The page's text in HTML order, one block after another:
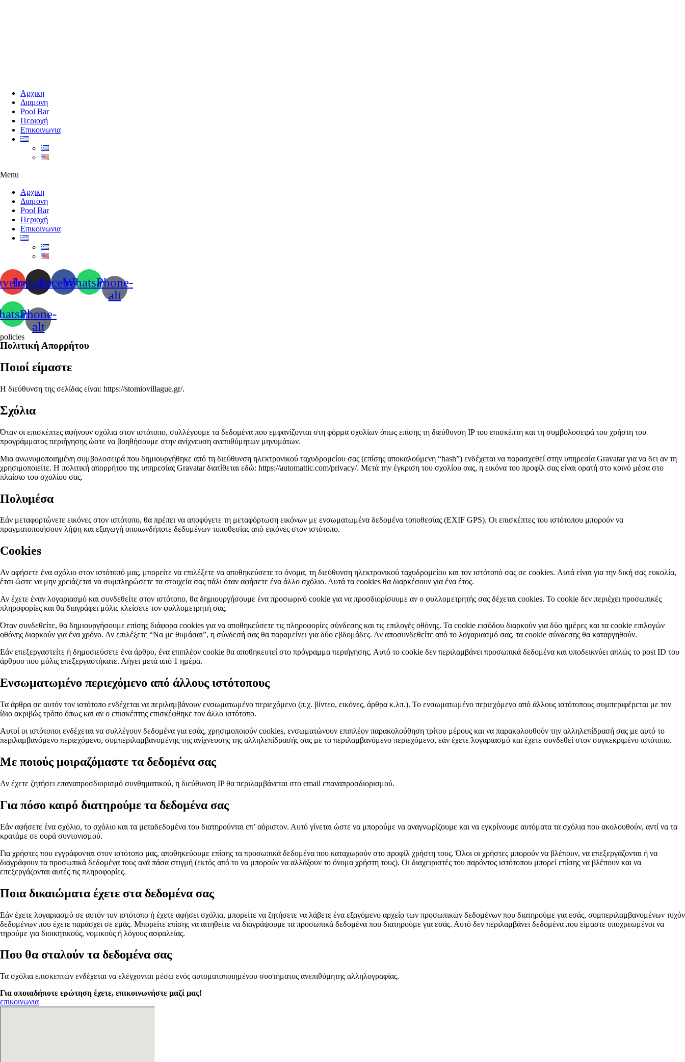
Αρχικη
Διαμονη
Pool Bar
Περιοχή
Επικοινωνια
Menu
Αρχικη
Διαμονη
Pool Bar
Περιοχή
Επικοινωνια
InstagramFacebookWhatsappPhone-
alt
Phone-
alt
policies
Πολιτική Απορρήτου
Ποιοί είμαστε
Η διεύθυνση της σελίδας είναι: https://stomiovillague.gr/.
Σχόλια
Όταν οι επισκέπτες αφήνουν σχόλια στον ιστότοπο, συλλέγουμε τα δεδομένα που εμφανίζονται στη φόρμα σχολίων όπως επίσης τη διεύθυνση IP του επισκέπτη και τη συμβολοσειρά του χρήστη του
προγράμματος περιήγησης ώστε να βοηθήσουμε στην ανίχνευση ανεπιθύμητων μηνυμάτων.
Μια ανωνυμοποιημένη συμβολοσειρά που δημιουργήθηκε από τη διεύθυνση ηλεκτρονικού ταχυδρομείου σας (επίσης αποκαλούμενη “hash”) ενδέχεται να παρασχεθεί στην υπηρεσία Gravatar για να δει αν τη
χρησιμοποιείτε. Η πολιτική απορρήτου της υπηρεσίας Gravatar διατίθεται εδώ: https://automattic.com/privacy/. Μετά την έγκριση του σχολίου σας, η εικόνα του προφίλ σας είναι ορατή στο κοινό μέσα στο
πλαίσιο του σχολίου σας.
Πολυμέσα
Εάν μεταφορτώνετε εικόνες στον ιστότοπο, θα πρέπει να αποφύγετε τη μεταφόρτωση εικόνων με ενσωματωμένα δεδομένα τοποθεσίας (EXIF GPS). Οι επισκέπτες του ιστότοπου μπορούν να
πραγματοποιήσουν λήψη και εξαγωγή οποιωνδήποτε δεδομένων τοποθεσίας από εικόνες στον ιστότοπο.
Cookies
Αν αφήσετε ένα σχόλιο στον ιστότοπό μας, μπορείτε να επιλέξετε να αποθηκεύσετε το όνομα, τη διεύθυνση ηλεκτρονικού ταχυδρομείου και τον ιστότοπό σας σε cookies. Αυτά είναι για την δική σας ευκολία,
έτσι ώστε να μην χρειάζεται να συμπληρώσετε τα στοιχεία σας πάλι όταν αφήσετε ένα άλλο σχόλιο. Αυτά τα cookies θα διαρκέσουν για ένα έτος.
Αν έχετε έναν λογαριασμό και συνδεθείτε στον ιστότοπο, θα δημιουργήσουμε ένα προσωρινό cookie για να προσδιορίσουμε αν ο φυλλομετρητής σας δέχεται cookies. Το cookie δεν περιέχει προσωπικές
πληροφορίες και θα διαγράφει μόλις κλείσετε τον φυλλομετρητή σας.
Όταν συνδεθείτε, θα δημιουργήσουμε επίσης διάφορα cookies για να αποθηκεύσετε τις πληροφορίες σύνδεσης και τις επιλογές οθόνης. Τα cookie εισόδου διαρκούν για δύο ημέρες και τα cookie επιλογών
οθόνης διαρκούν για ένα χρόνο. Αν επιλέξετε “Να με θυμάσαι”, η σύνδεσή σας θα παραμείνει για δύο εβδομάδες. Αν αποσυνδεθείτε από το λογαριασμό σας, τα cookie σύνδεσης θα καταργηθούν.
Εάν επεξεργαστείτε ή δημοσιεύσετε ένα άρθρο, ένα επιπλέον cookie θα αποθηκευτεί στο πρόγραμμα περιήγησης. Αυτό το cookie δεν περιλαμβάνει προσωπικά δεδομένα και υποδεικνύει απλώς το post ID του
άρθρου που μόλις επεξεργαστήκατε. Λήγει μετά από 1 ημέρα.
Ενσωματωμένο περιεχόμενο από άλλους ιστότοπους
Τα άρθρα σε αυτόν τον ιστότοπο ενδέχεται να περιλαμβάνουν ενσωματωμένο περιεχόμενο (π.χ. βίντεο, εικόνες, άρθρα κ.λπ.). Το ενσωματωμένο περιεχόμενο από άλλους ιστότοπους συμπεριφέρεται με τον
ίδιο ακριβώς τρόπο όπως και αν ο επισκέπτης επισκέφθηκε τον άλλο ιστότοπο.
Αυτοί οι ιστότοποι ενδέχεται να συλλέγουν δεδομένα για εσάς, χρησιμοποιούν cookies, ενσωματώνουν επιπλέον παρακολούθηση τρίτου μέρους και να παρακολουθούν την αλληλεπίδρασή σας με αυτό το
περιλαμβανόμενο περιεχόμενο, συμπεριλαμβανομένης της ανίχνευσης της αλληλεπίδρασής σας με το περιλαμβανόμενο περιεχόμενο, εάν έχετε λογαριασμό και έχετε συνδεθεί στον συγκεκριμένο ιστότοπο.
Με ποιούς μοιραζόμαστε τα δεδομένα σας
Αν έχετε ζητήσει επαναπροσδιορισμό συνθηματικού, η διεύθυνση IP θα περιλαμβάνεται στο email επαναπροσδιορισμού.
Για πόσο καιρό διατηρούμε τα δεδομένα σας
Εάν αφήσετε ένα σχόλιο, το σχόλιο και τα μεταδεδομένα του διατηρούνται επ’ αόριστον. Αυτό γίνεται ώστε να μπορούμε να αναγνωρίζουμε και να εγκρίνουμε αυτόματα τα σχόλια που ακολουθούν, αντί να τα
κρατάμε σε ουρά συντονισμού.
Για χρήστες που εγγράφονται στον ιστότοπο μας, αποθηκεύουμε επίσης τα προσωπικά δεδομένα που καταχωρούν στο προφίλ χρήστη τους. Όλοι οι χρήστες μπορούν να βλέπουν, να επεξεργάζονται ή να
διαγράφουν τα προσωπικά δεδομένα τους ανά πάσα στιγμή (εκτός από το να μπορούν να αλλάξουν το όνομα χρήστη τους). Οι διαχειριστές του παρόντος ιστότοπου μπορεί επίσης να βλέπουν και να
επεξεργάζονται αυτές τις πληροφορίες.
Ποια δικαιώματα έχετε στα δεδομένα σας
Εάν έχετε λογαριασμό σε αυτόν τον ιστότοπο ή έχετε αφήσει σχόλια, μπορείτε να ζητήσετε να λάβετε ένα εξαγόμενο αρχείο των προσωπικών δεδομένων που διατηρούμε για εσάς, συμπεριλαμβανομένων τυχόν
δεδομένων που έχετε παράσχει σε εμάς. Μπορείτε επίσης να αιτηθείτε να διαγράψουμε τα προσωπικά δεδομένα που διατηρούμε για εσάς. Αυτό δεν περιλαμβάνει δεδομένα που είμαστε υποχρεωμένοι να
τηρούμε για διοικητικούς, νομικούς ή λόγους ασφαλείας.
Που θα σταλούν τα δεδομένα σας
Τα σχόλια επισκεπτών ενδέχεται να ελέγχονται μέσω ενός αυτοματοποιημένου συστήματος ανεπιθύμητης αλληλογραφίας.
Για οποιαδήποτε ερώτηση έχετε, επικοινωνήστε μαζί μας!
επικοινωνια